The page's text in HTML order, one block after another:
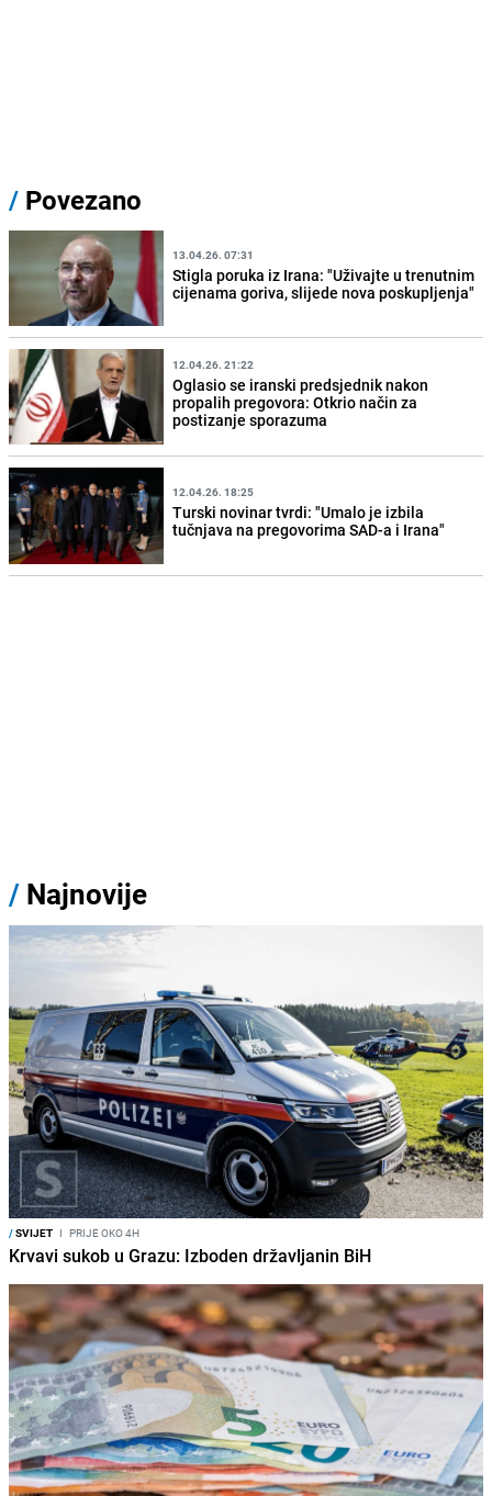
/ Povezano
13.04.26. 07:31
Stigla poruka iz Irana: "Uživajte u trenutnim
cijenama goriva, slijede nova poskupljenja"
12.04.26. 21:22
Oglasio se iranski predsjednik nakon
propalih pregovora: Otkrio način za
postizanje sporazuma
12.04.26. 18:25
Turski novinar tvrdi: "Umalo je izbila
tučnjava na pregovorima SAD-a i Irana"
/ Najnovije
/SVIJET I PRIJE OKO 4H
Krvavi sukob u Grazu: Izboden državljanin BiH